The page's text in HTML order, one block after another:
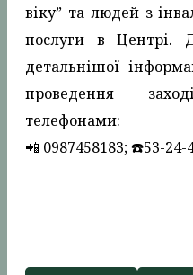
віку” та людей з
послуги в Центрі.
детальнішої
проведення
телефонами:
📲 0987458183; ☎️53-24-